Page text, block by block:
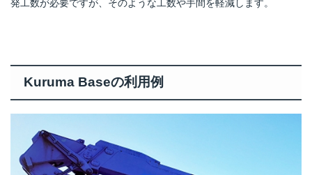
発工数が必要ですが、そのような工数や手間を軽減します。
Kuruma Baseの利用例